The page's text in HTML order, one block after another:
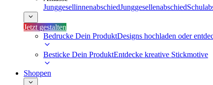
JunggesellinnenabschiedJunggesellenabschied
Jetzt gestalten
Bedrucke Dein ProduktDesigns hochladen oder
Besticke Dein ProduktEntdecke kreative Stickmotive
Shoppen